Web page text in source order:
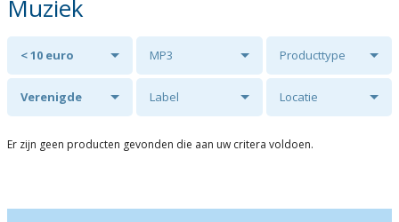
Muziek
< 10 euro MP3 Producttype
Verenigde
van der Steen.
Label Locatie
Er zijn geen producten gevonden die aan uw critera voldoen.